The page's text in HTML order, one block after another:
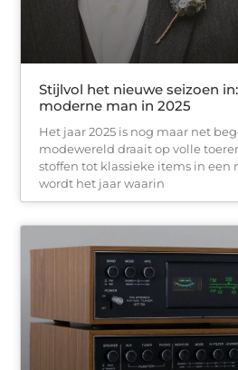
Stijlvol het nieuwe seizoen
moderne man in 2025
Het jaar 2025 is nog maar net
modewereld draait op volle
stoffen tot klassieke items in een
wordt het jaar waarin